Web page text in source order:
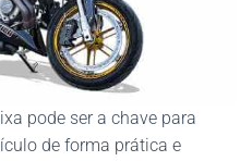
pode ser a chave para
de forma prática e